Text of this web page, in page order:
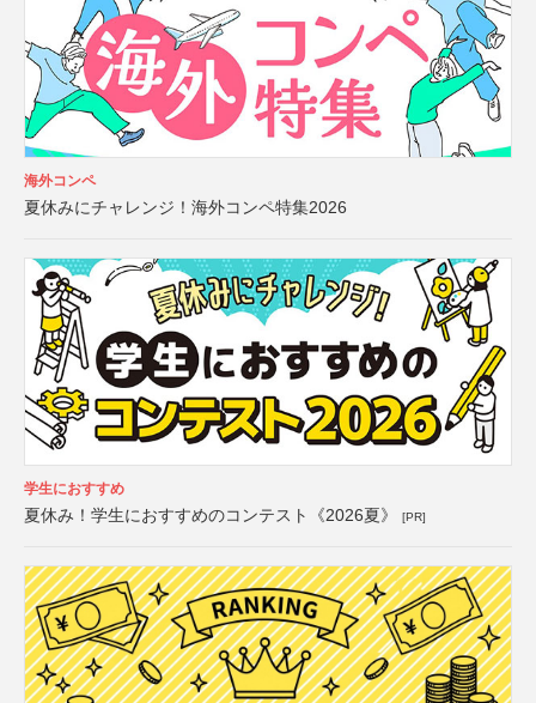
海外コンペ
夏休みにチャレンジ！海外コンペ特集2026
学生におすすめ
夏休み！学生におすすめのコンテスト《2026夏》 [PR]